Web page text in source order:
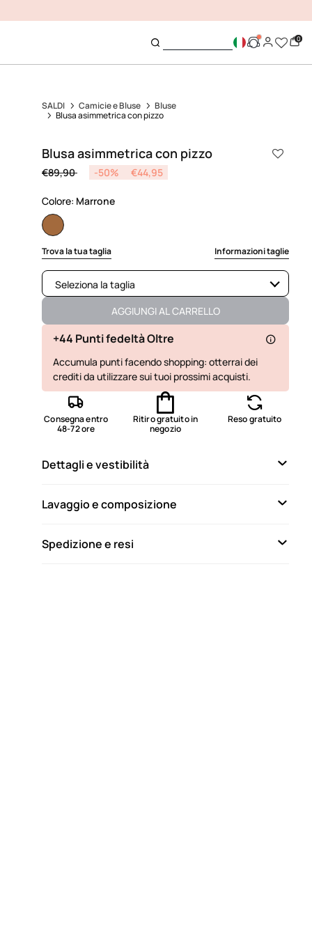
0
SALDI Camicie e Bluse
Bluse
Blusa asimmetrica con pizzo
Blusa asimmetrica con pizzo
Price reduced from
€89,90to -50% €44,95
Colore: Marrone
selected
Trova la tua taglia Informazioni taglie
Seleziona la taglia
Disponibile
Non disponibile Mostra articoli simili
Disponibile
Disponibile
AGGIUNGI AL CARRELLO
+44 Punti fedeltà Oltre
Accumula punti facendo shopping: otterrai dei
crediti da utilizzare sui tuoi prossimi acquisti.
Consegna entro
48-72 ore
Ritiro gratuito in
negozio
Reso gratuito
Dettagli e vestibilità
Lavaggio e composizione
Spedizione e resi